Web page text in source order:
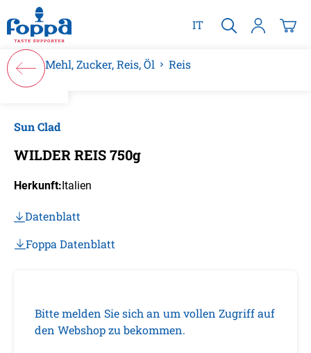
springen
IT
Mehl, Zucker, Reis, Öl Reis
Sun Clad
WILDER REIS 750g
Herkunft:Italien
Datenblatt
Foppa Datenblatt
Bitte melden Sie sich an um vollen Zugriff auf
den Webshop zu bekommen.